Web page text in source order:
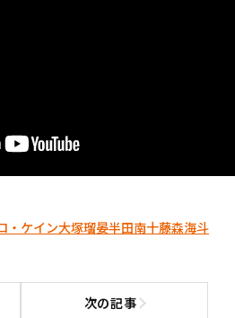
・ケイン大塚瑠晏半田南十藤森海斗
次の記事次の記事へ